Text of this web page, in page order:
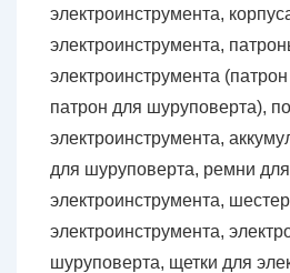
электроинструмента,
электроинструмента,
электроинструмента
патрон для шуруповерта),
электроинструмента,
для шуруповерта, ремни для
электроинструмента,
электроинструмента,
шуруповерта, щетки для